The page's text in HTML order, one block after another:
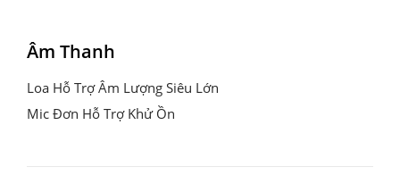
Âm Thanh
Loa Hỗ Trợ Âm Lượng Siêu Lớn
Mic Đơn Hỗ Trợ Khử Ồn